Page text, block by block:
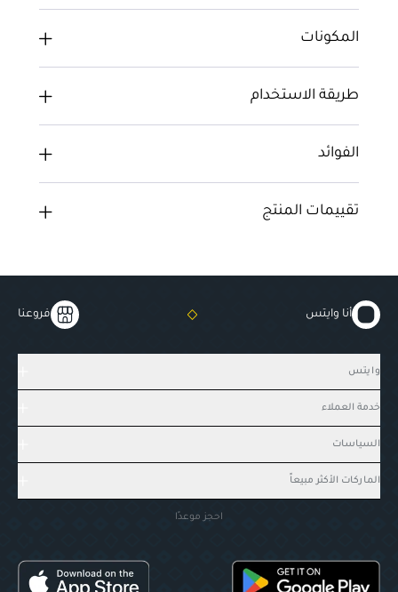
المكونات
طريقة الاستخدام
الفوائد
تقييمات المنتج
أنا وايتس فروعنا
وايتس
خدمة العملاء
السياسات
الماركات الأكثر مبيعاً
احجز موعدًا